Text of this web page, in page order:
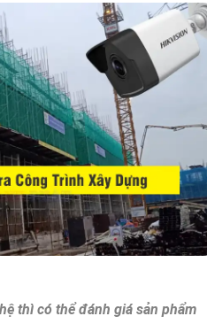
thì có thể đánh giá sản phẩm